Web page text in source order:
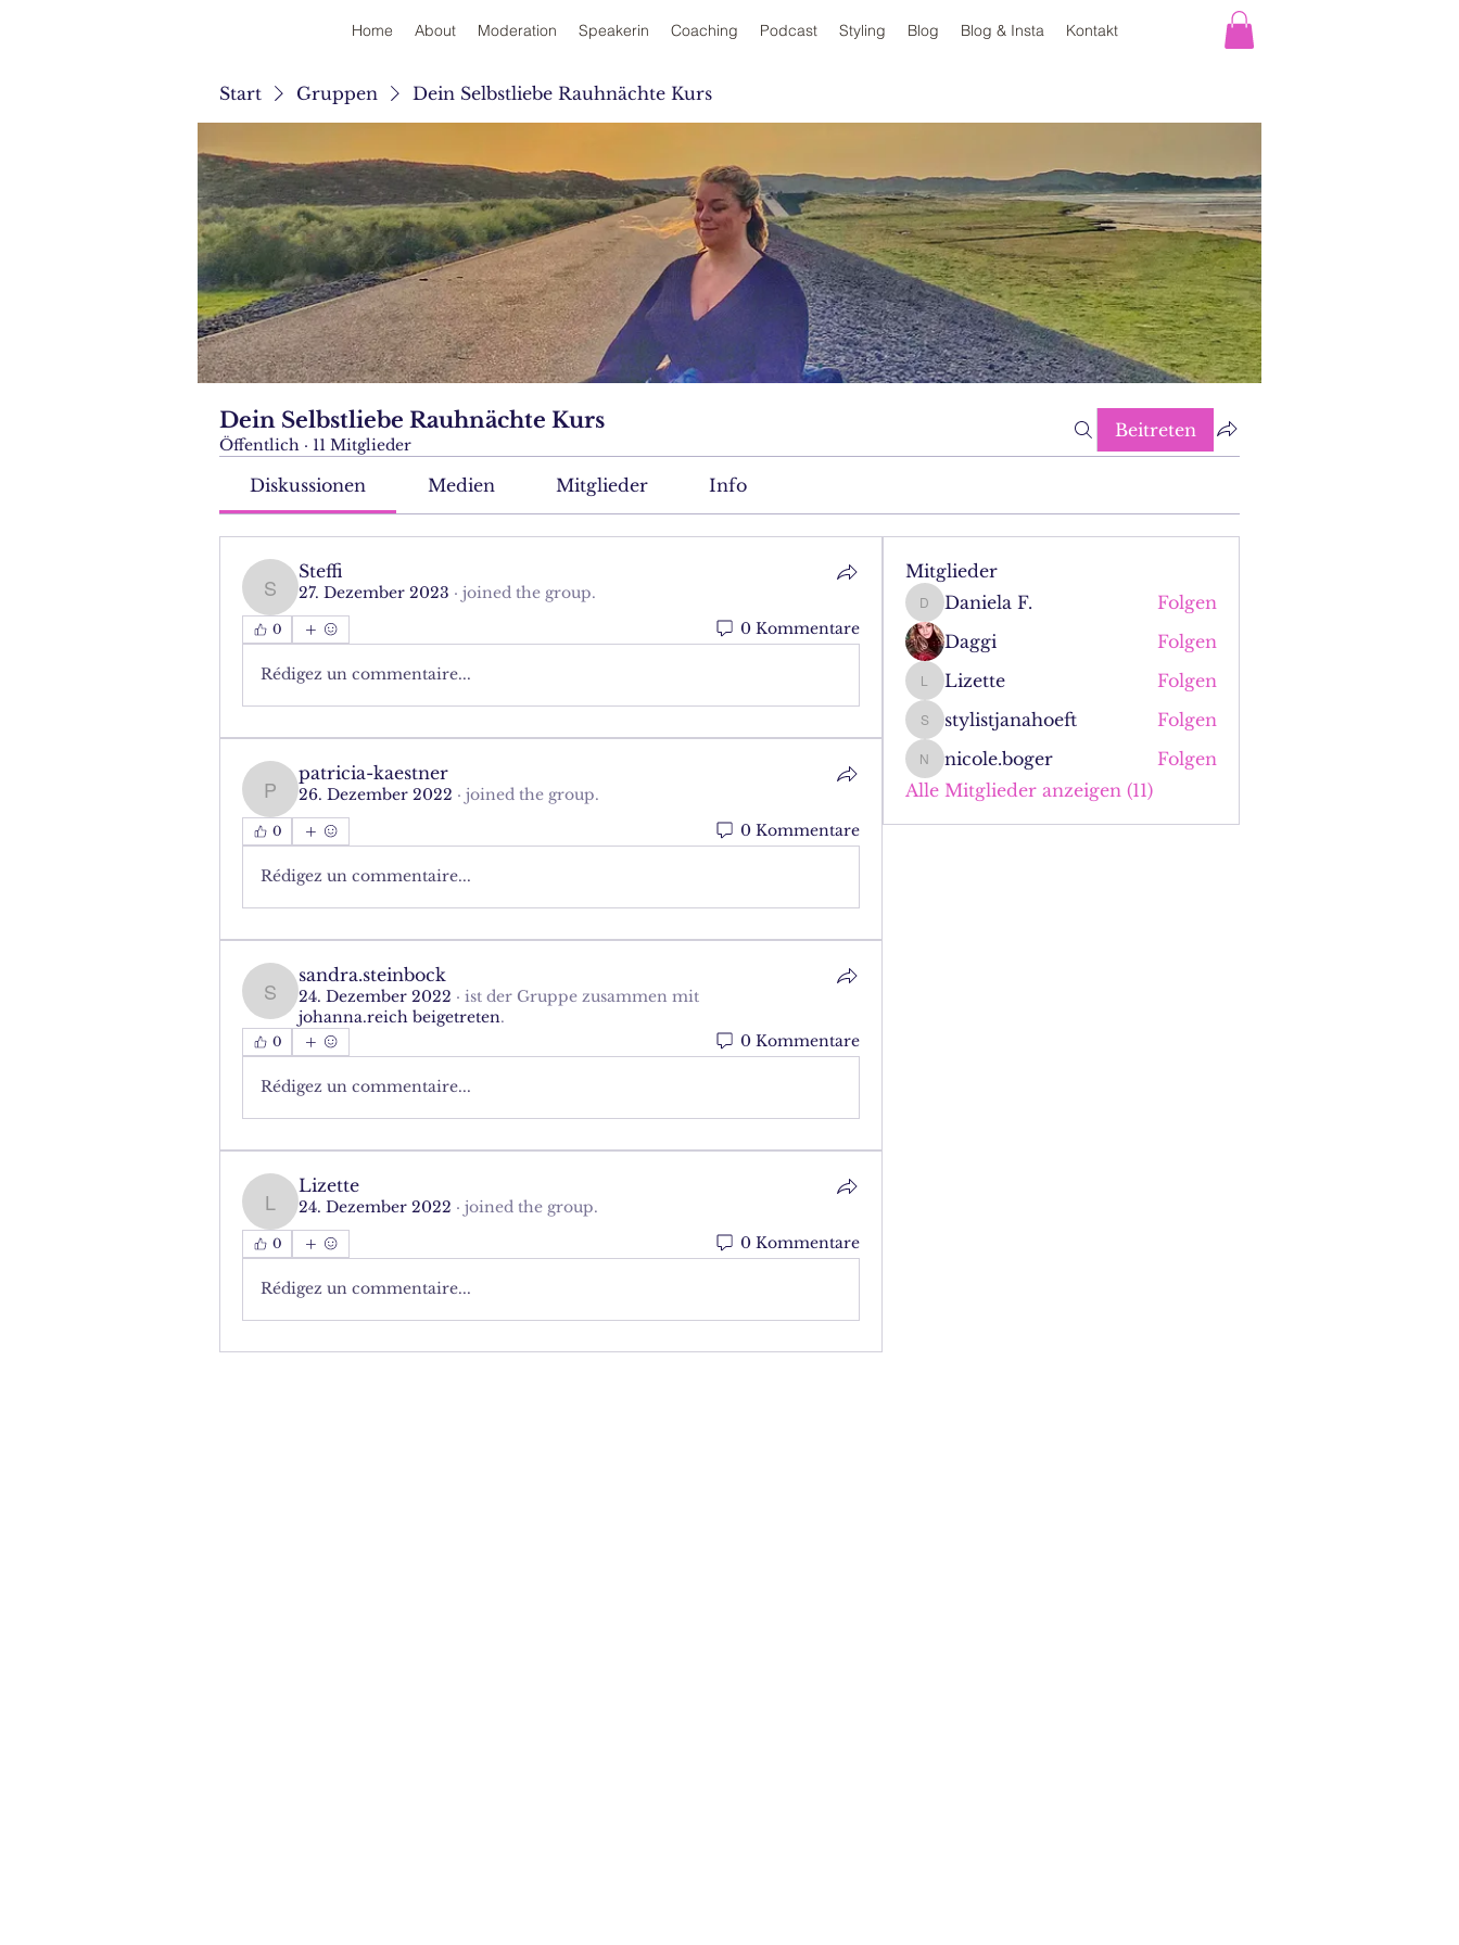
Home About Moderation Speakerin Coaching Podcast Styling Blog Blog & Insta Kontakt
Start Gruppen Dein Selbstliebe Rauhnächte Kurs
Dein Selbstliebe Rauhnächte Kurs
Öffentlich · 11 Mitglieder
Beitreten
Diskussionen Medien Mitglieder Info
Steffi
Steffi
27. Dezember 2023 · joined the group.
0 0 Kommentare
Rédigez un commentaire...
patricia-kaestner
patricia-kaestner
26. Dezember 2022 · joined the group.
0 0 Kommentare
Rédigez un commentaire...
sandra.steinbock
sandra.steinbock
24. Dezember 2022 · ist der Gruppe zusammen mit
johanna.reich beigetreten.
0 0 Kommentare
Rédigez un commentaire...
Lizette
Lizette
24. Dezember 2022 · joined the group.
0 0 Kommentare
Rédigez un commentaire...
Mitglieder
Daniela F.
Daniela F.
Folgen
Daggi
Folgen
Lizette
Lizette Folgen
stylistjanahoeft
stylistjanahoeft Folgen
nicole.boger
nicole.boger
Folgen
Alle Mitglieder anzeigen (11)